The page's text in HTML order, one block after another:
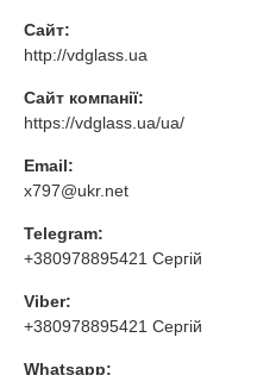
Сайт:
http://vdglass.ua
Сайт компанії:
https://vdglass.ua/ua/
Email:
x797@ukr.net
Telegram:
+380978895421 Сергій
Viber:
+380978895421 Сергій
Whatsapp: